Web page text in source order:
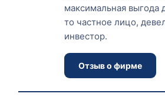
максимальная выгода
то частное лицо,
инвестор.
Отзыв о фирме